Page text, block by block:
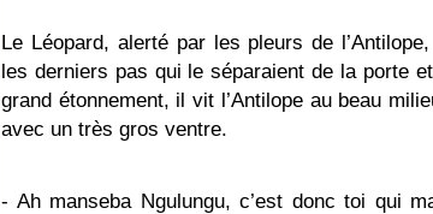
Le Léopard, alerté par les pleurs de
les derniers pas qui le séparaient de la porte
grand étonnement, il vit l’Antilope au beau
avec un très gros ventre.
- Ah manseba Ngulungu, c’est donc toi qui